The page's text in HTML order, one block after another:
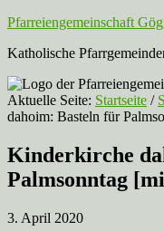
Pfarreiengemeinschaft
Katholische
Aktuelle Seite: Startseite /
dahoim: Basteln für
Kinderkirche
Palmsonntag
3. April 2020